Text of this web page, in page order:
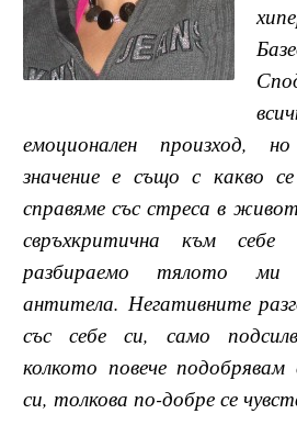
емоционален произход,
значение е също с какво
справяме със стреса в
свръхкритична към
разбираемо тялото ми
антитела. Негативните
със себе си, само
колкото повече подобрявам
си, толкова по-добре се